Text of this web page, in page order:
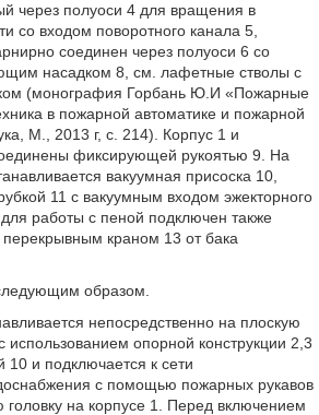
через полуоси 4 для вращения в
со входом поворотного канала 5,
соединен через полуоси 6 со
насадком 8, см. лафетные стволы с
(монография Горбань Ю.И «Пожарные
в пожарной автоматике и пожарной
М., 2013 г, с. 214). Корпус 1 и
фиксирующей рукоятью 9. На
вакуумная присоска 10,
11 с вакуумным входом эжекторного
работы с пеной подключен также
краном 13 от бака
образом.
непосредственно на плоскую
использованием опорной конструкции 2,3
10 и подключается к сети
с помощью пожарных рукавов
головку на корпусе 1. Перед включением